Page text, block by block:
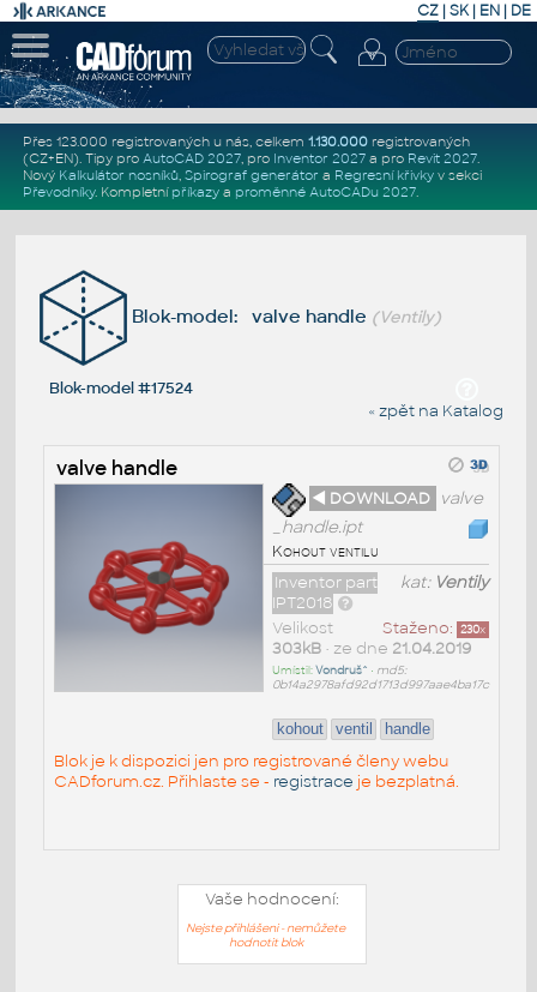
CZ | SK| EN | DE
Přes 123.000 registrovaných u nás, celkem 1.130.000registrovaných
(CZ+EN). Tipy pro AutoCAD 2027, pro Inventor 2027a pro Revit 2027.
Nový Kalkulátor nosníků, Spirograf generátor a Regresní křivkyv sekci
Převodníky. Kompletní příkazya proměnné AutoCADu 2027.
Blok-model: valve handle (Ventily)
Blok-model #17524
« zpět na Katalog
valve handle
◄ DOWNLOAD
valve
_handle.ipt
Kohout ventilu
kat: Ventily
Inventor part
IPT2018
Staženo: 230x
Velikost
303kB• ze dne 21.04.2019
Umístil:Vondruš^ • md5:
0b14a2978afd92d1713d997aae4ba17c
kohout ventil handle
Blok je k dispozici jen pro registrované členy webu
CADforum.cz. Přihlaste se - registrace je bezplatná.
Vaše hodnocení:
Nejste přihlášeni - nemůžete
hodnotit blok